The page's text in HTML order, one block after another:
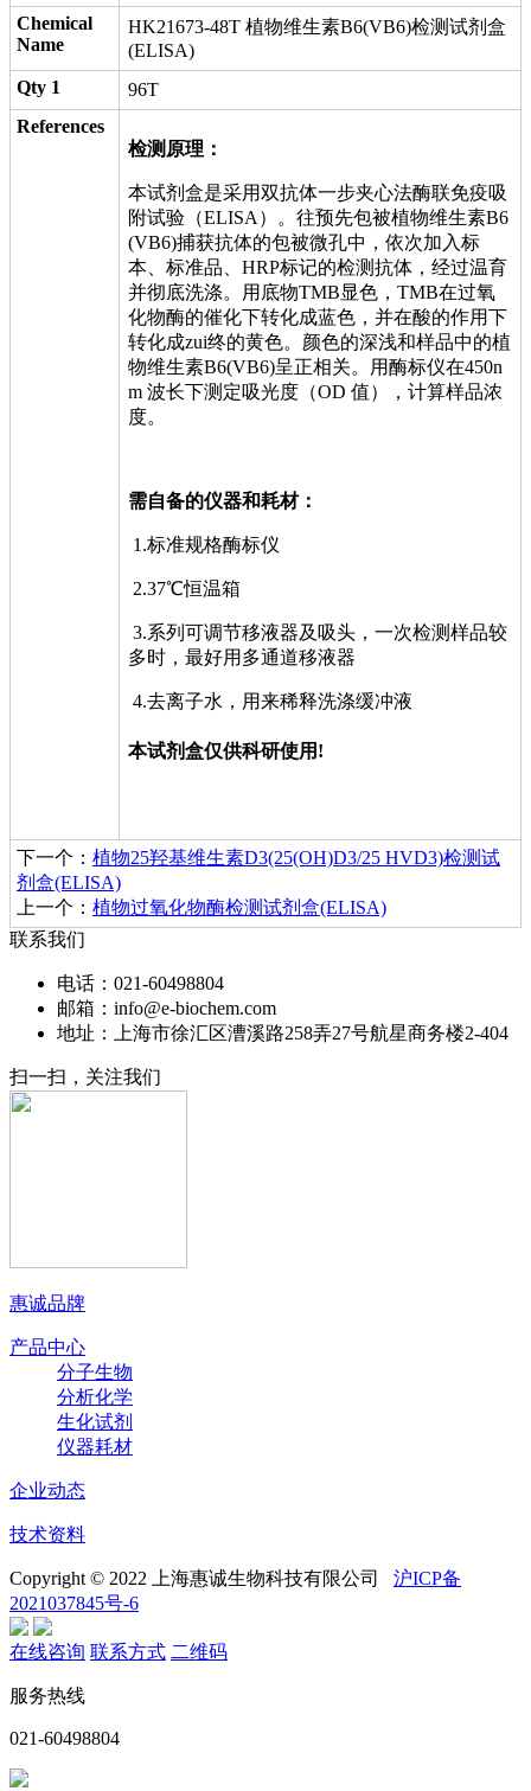
Chemical
Name
HK21673-48T 植物维生素B6(VB6)检测试剂盒
(ELISA)
Qty 1
96T
References
检测原理：
本试剂盒是采用双抗体一步夹心法酶联免疫吸
附试验（ELISA）。往预先包被植物维生素B6
(VB6)捕获抗体的包被微孔中，依次加入标
本、标准品、HRP标记的检测抗体，经过温育
并彻底洗涤。用底物TMB显色，TMB在过氧
化物酶的催化下转化成蓝色，并在酸的作用下
转化成zui终的黄色。颜色的深浅和样品中的植
物维生素B6(VB6)呈正相关。用酶标仪在450n
m 波长下测定吸光度（OD 值），计算样品浓
度。
需自备的仪器和耗材：
1.标准规格酶标仪
2.37℃恒温箱
3.系列可调节移液器及吸头，一次检测样品较
多时，最好用多通道移液器
4.去离子水，用来稀释洗涤缓冲液
本试剂盒仅供科研使用!
下一个： 植物25羟基维生素D3(25(OH)D3/25 HVD3)检测试
剂盒(ELISA)
上一个： 植物过氧化物酶检测试剂盒(ELISA)
联系我们
电话：021-60498804
邮箱：info@e-biochem.com
地址：上海市徐汇区漕溪路258弄27号航星商务楼2-404
扫一扫，关注我们
惠诚品牌
产品中心
分子生物
分析化学
生化试剂
仪器耗材
企业动态
技术资料
Copyright © 2022 上海惠诚生物科技有限公司 沪ICP备
2021037845号-6
在线咨询 联系方式 二维码
服务热线
021-60498804